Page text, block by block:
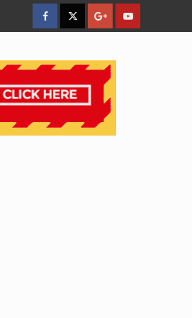
facebookTwitterGoogleYouTube